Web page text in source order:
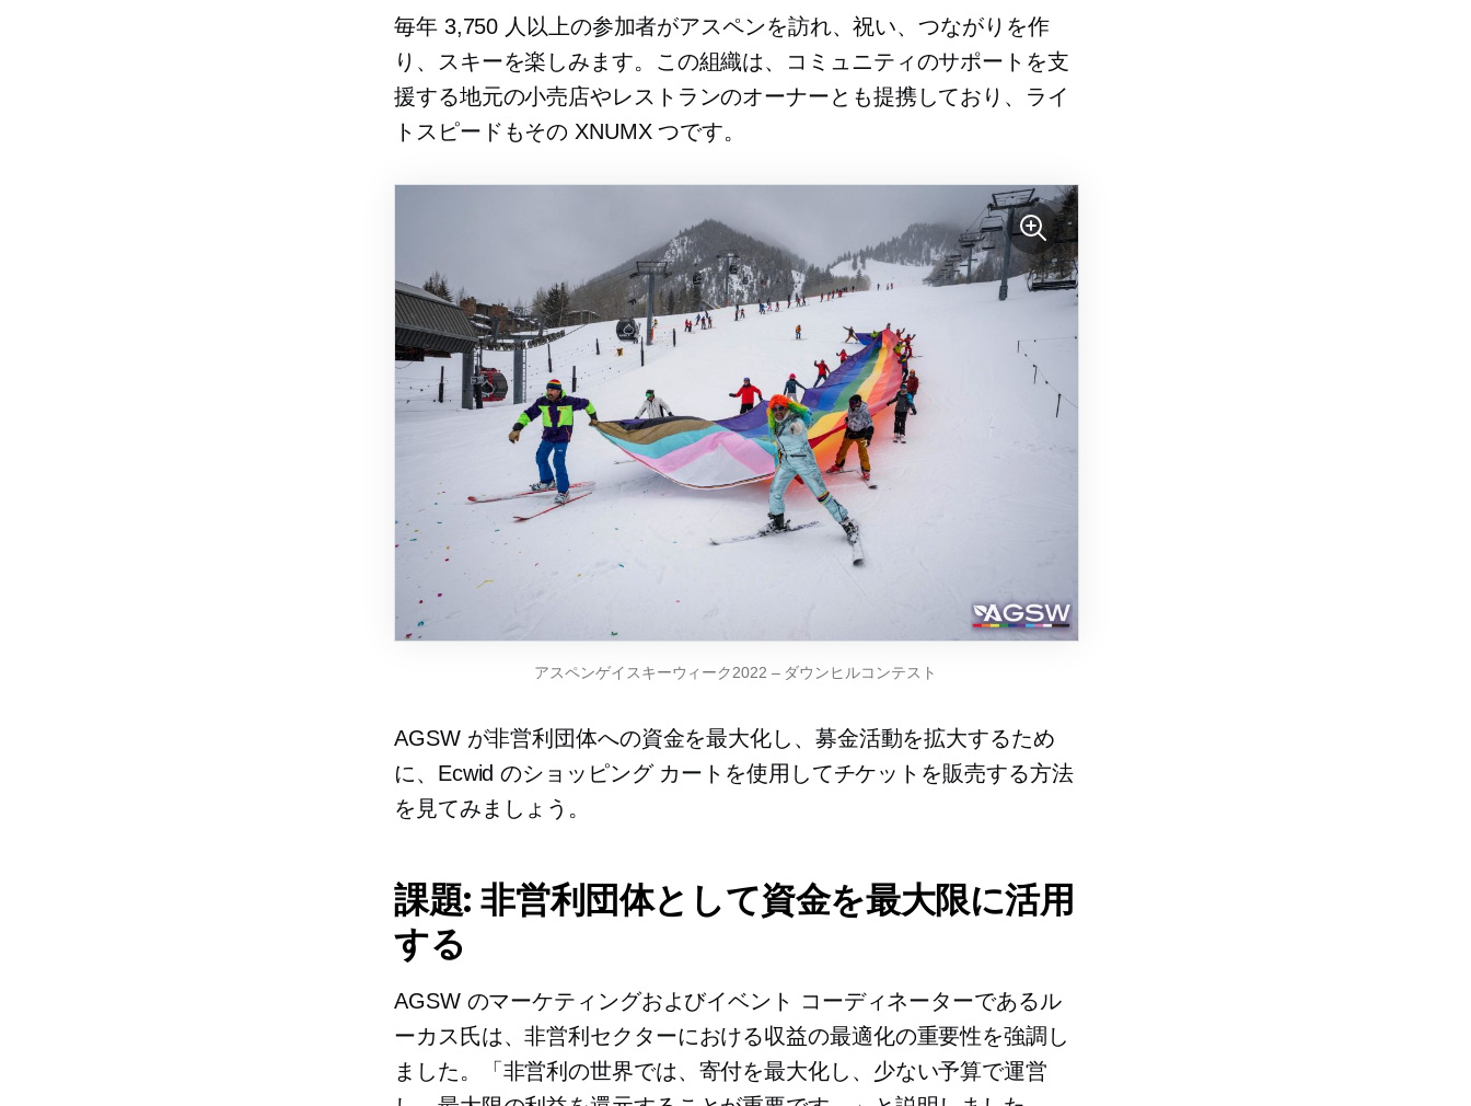
毎年 3,750 人以上の参加者がアスペンを訪れ、祝い、つながりを作
り、スキーを楽しみます。この組織は、コミュニティのサポートを支
援する地元の小売店やレストランのオーナーとも提携しており、ライ
トスピードもその XNUMX つです。
アスペンゲイスキーウィーク2022 –ダウンヒルコンテスト
AGSW が非営利団体への資金を最大化し、募金活動を拡大するため
に、Ecwid のショッピング カートを使用してチケットを販売する方法
を見てみましょう。
課題: 非営利団体として資金を最大限に活用
する
AGSW のマーケティングおよびイベント コーディネーターであるル
ーカス氏は、非営利セクターにおける収益の最適化の重要性を強調し
ました。「非営利の世界では、寄付を最大化し、少ない予算で運営